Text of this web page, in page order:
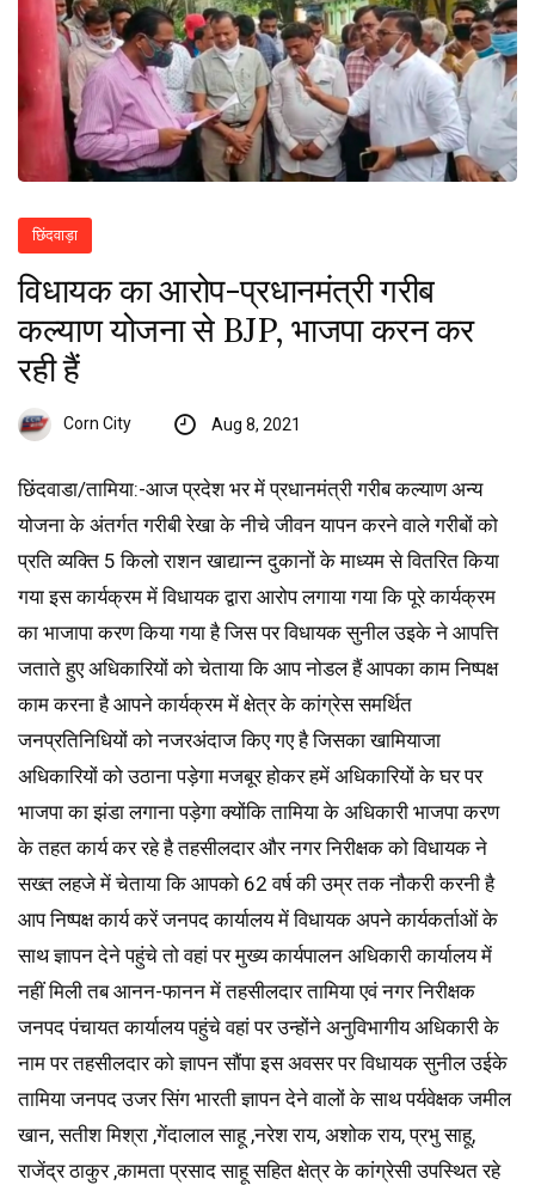
छिंदवाड़ा
विधायक का आरोप-प्रधानमंत्री गरीब
कल्याण योजना से BJP, भाजपा करन कर
रही हैं
Corn City Aug 8, 2021
छिंदवाडा/तामिया:-आज प्रदेश भर में प्रधानमंत्री गरीब कल्याण अन्य
योजना के अंतर्गत गरीबी रेखा के नीचे जीवन यापन करने वाले गरीबों को
प्रति व्यक्ति 5 किलो राशन खाद्यान्न दुकानों के माध्यम से वितरित किया
गया इस कार्यक्रम में विधायक द्वारा आरोप लगाया गया कि पूरे कार्यक्रम
का भाजापा करण किया गया है जिस पर विधायक सुनील उइके ने आपत्ति
जताते हुए अधिकारियों को चेताया कि आप नोडल हैं आपका काम निष्पक्ष
काम करना है आपने कार्यक्रम में क्षेत्र के कांग्रेस समर्थित
जनप्रतिनिधियों को नजरअंदाज किए गए है जिसका खामियाजा
अधिकारियों को उठाना पड़ेगा मजबूर होकर हमें अधिकारियों के घर पर
भाजपा का झंडा लगाना पड़ेगा क्योंकि तामिया के अधिकारी भाजपा करण
के तहत कार्य कर रहे है तहसीलदार और नगर निरीक्षक को विधायक ने
सख्त लहजे में चेताया कि आपको 62 वर्ष की उम्र तक नौकरी करनी है
आप निष्पक्ष कार्य करें जनपद कार्यालय में विधायक अपने कार्यकर्ताओं के
साथ ज्ञापन देने पहुंचे तो वहां पर मुख्य कार्यपालन अधिकारी कार्यालय में
नहीं मिली तब आनन-फानन में तहसीलदार तामिया एवं नगर निरीक्षक
जनपद पंचायत कार्यालय पहुंचे वहां पर उन्होंने अनुविभागीय अधिकारी के
नाम पर तहसीलदार को ज्ञापन सौंपा इस अवसर पर विधायक सुनील उईके
तामिया जनपद उजर सिंग भारती ज्ञापन देने वालों के साथ पर्यवेक्षक जमील
खान, सतीश मिश्रा ,गेंदालाल साहू ,नरेश राय, अशोक राय, प्रभु साहू,
राजेंद्र ठाकुर ,कामता प्रसाद साहू सहित क्षेत्र के कांग्रेसी उपस्थित रहे